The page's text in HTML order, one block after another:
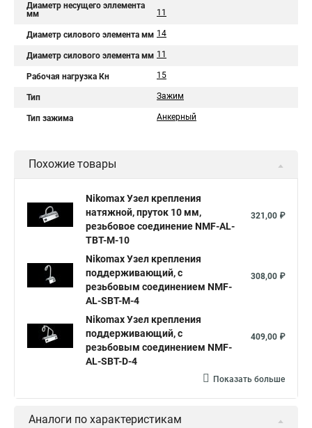
Диаметр несущего эллемента
мм
11
Диаметр силового элемента мм 14
Диаметр силового элемента мм 11
Рабочая нагрузка Кн 15
Тип Зажим
Тип зажима Анкерный
Похожие товары
Nikomax Узел крепления
натяжной, пруток 10 мм,
резьбовое соединение NMF-AL-
TBT-M-10
321,00 ₽
Nikomax Узел крепления
поддерживающий, с
резьбовым соединением NMF-
AL-SBT-M-4
308,00 ₽
Nikomax Узел крепления
поддерживающий, с
резьбовым соединением NMF-
AL-SBT-D-4
409,00 ₽
Показать больше
Аналоги по характеристикам